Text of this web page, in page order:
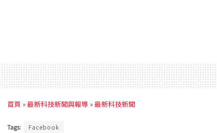
首頁 »最新科技新聞與報導 »最新科技新聞
Tags: Facebook